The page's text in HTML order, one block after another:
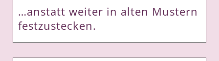
…anstatt weiter in alten Mustern
festzustecken.